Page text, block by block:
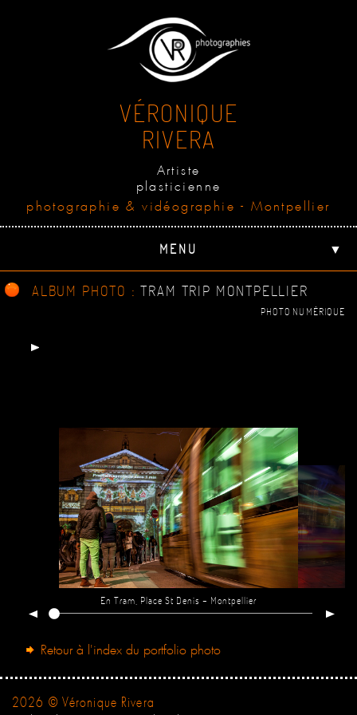
VÉRONIQUE
RIVERA
Artiste
plasticienne
photographie & vidéographie - Montpellier
MENU ▼
ALBUM PHOTO :TRAM TRIP MONTPELLIER
PHOTO NUMÉRIQUE
En Tram, Place St Denis - Montpellier
Retour à l'index du portfolio photo
2026 © Véronique Rivera